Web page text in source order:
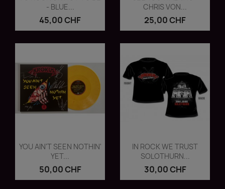
- BLUE...
45,00 CHF
CHRIS VON...
25,00 CHF
Vorschau
YOU AIN'T SEEN NOTHIN'
YET...
50,00 CHF
Vorschau
IN ROCK WE TRUST
SOLOTHURN...
30,00 CHF